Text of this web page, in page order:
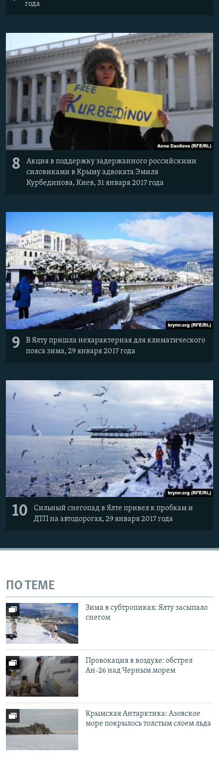
года
8
Акция в поддержку задержанного российскими
силовиками в Крыму адвоката Эмиля
Курбединова, Киев, 31 января 2017 года
9
В Ялту пришла нехарактерная для климатического
пояса зима, 29 января 2017 года
10
Сильный снегопад в Ялте привел к пробкам и
ДТП на автодорогах, 29 января 2017 года
ПО ТЕМЕ
Зима в субтропиках: Ялту засыпало
снегом
Провокация в воздухе: обстрел
Ан-26 над Черным морем
Крымская Антарктика: Азовское
море покрылось толстым слоем льда